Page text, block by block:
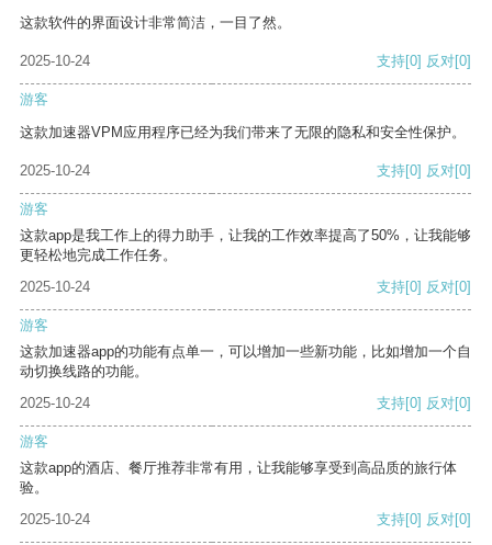
这款软件的界面设计非常简洁，一目了然。
2025-10-24 支持[0] 反对[0]
游客
这款加速器VPM应用程序已经为我们带来了无限的隐私和安全性保护。
2025-10-24 支持[0] 反对[0]
游客
这款app是我工作上的得力助手，让我的工作效率提高了50%，让我能够
更轻松地完成工作任务。
2025-10-24
支持[0] 反对[0]
游客
这款加速器app的功能有点单一，可以增加一些新功能，比如增加一个自
动切换线路的功能。
2025-10-24
支持[0] 反对[0]
游客
这款app的酒店、餐厅推荐非常有用，让我能够享受到高品质的旅行体
验。
2025-10-24
支持[0] 反对[0]